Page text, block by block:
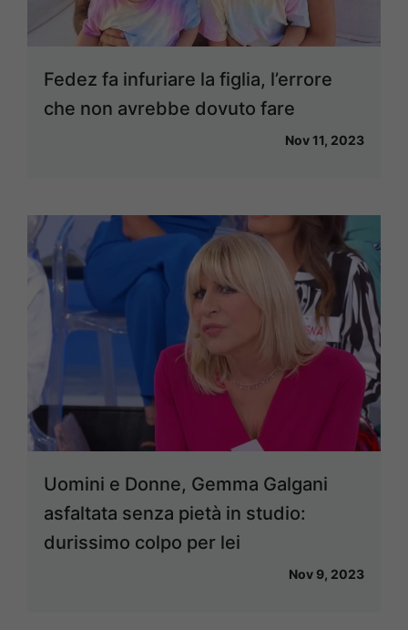
Fedez fa infuriare la figlia, l’errore
che non avrebbe dovuto fare
Nov 11, 2023
Uomini e Donne, Gemma Galgani
asfaltata senza pietà in studio:
durissimo colpo per lei
Nov 9, 2023